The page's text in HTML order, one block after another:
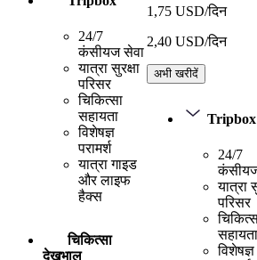
24/7
कंसीयज सेवा
यात्रा सुरक्षा
परिसर
चिकित्सा
सहायता
विशेषज्ञ
परामर्श
यात्रा गाइड
और लाइफ
हैक्स
चिकित्सा
देखभाल
1,75 USD/दिन
2,40 USD/दिन
अभी खरीदें
Tripbox
24/7
यात्रा
परिसर
सहायता
विशेषज्ञ